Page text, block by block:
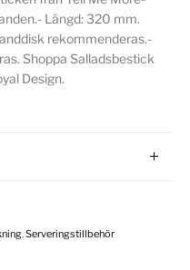
Längd: 320 mm.
rekommenderas.-
Shoppa Salladsbestick
Design.
,Serveringstillbehör